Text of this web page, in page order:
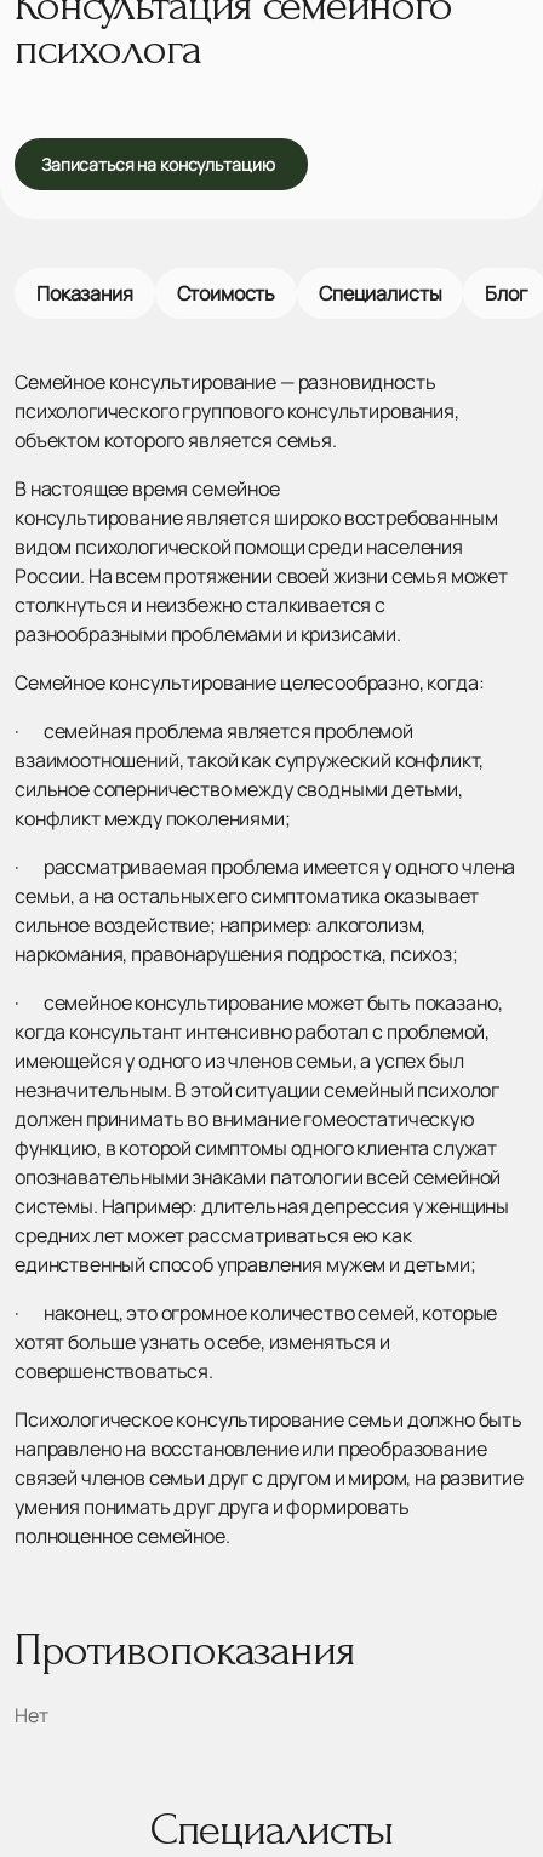
психолога
Записаться на консультацию
Показания Стоимость Специалисты Блог
Семейное консультирование — разновидность
психологического группового консультирования,
объектом которого является семья.
В настоящее время семейное
консультирование является широко востребованным
видом психологической помощи среди населения
России. На всем протяжении своей жизни семья может
столкнуться и неизбежно сталкивается с
разнообразными проблемами и кризисами.
Семейное консультирование целесообразно, когда:
· семейная проблема является проблемой
взаимоотношений, такой как супружеский конфликт,
сильное соперничество между сводными детьми,
конфликт между поколениями;
· рассматриваемая проблема имеется у одного члена
семьи, а на остальных его симптоматика оказывает
сильное воздействие; например: алкоголизм,
наркомания, правонарушения подростка, психоз;
· семейное консультирование может быть показано,
когда консультант интенсивно работал с проблемой,
имеющейся у одного из членов семьи, а успех был
незначительным. В этой ситуации семейный психолог
должен принимать во внимание гомеостатическую
функцию, в которой симптомы одного клиента служат
опознавательными знаками патологии всей семейной
системы. Например: длительная депрессия у женщины
средних лет может рассматриваться ею как
единственный способ управления мужем и детьми;
· наконец, это огромное количество семей, которые
хотят больше узнать о себе, изменяться и
совершенствоваться.
Психологическое консультирование семьи должно быть
направлено на восстановление или преобразование
связей членов семьи друг с другом и миром, на развитие
умения понимать друг друга и формировать
полноценное семейное.
Противопоказания
Нет
Специалисты